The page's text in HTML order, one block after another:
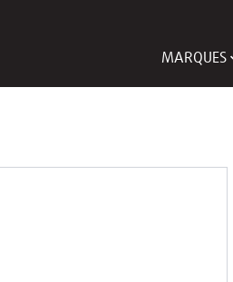
MARQUES